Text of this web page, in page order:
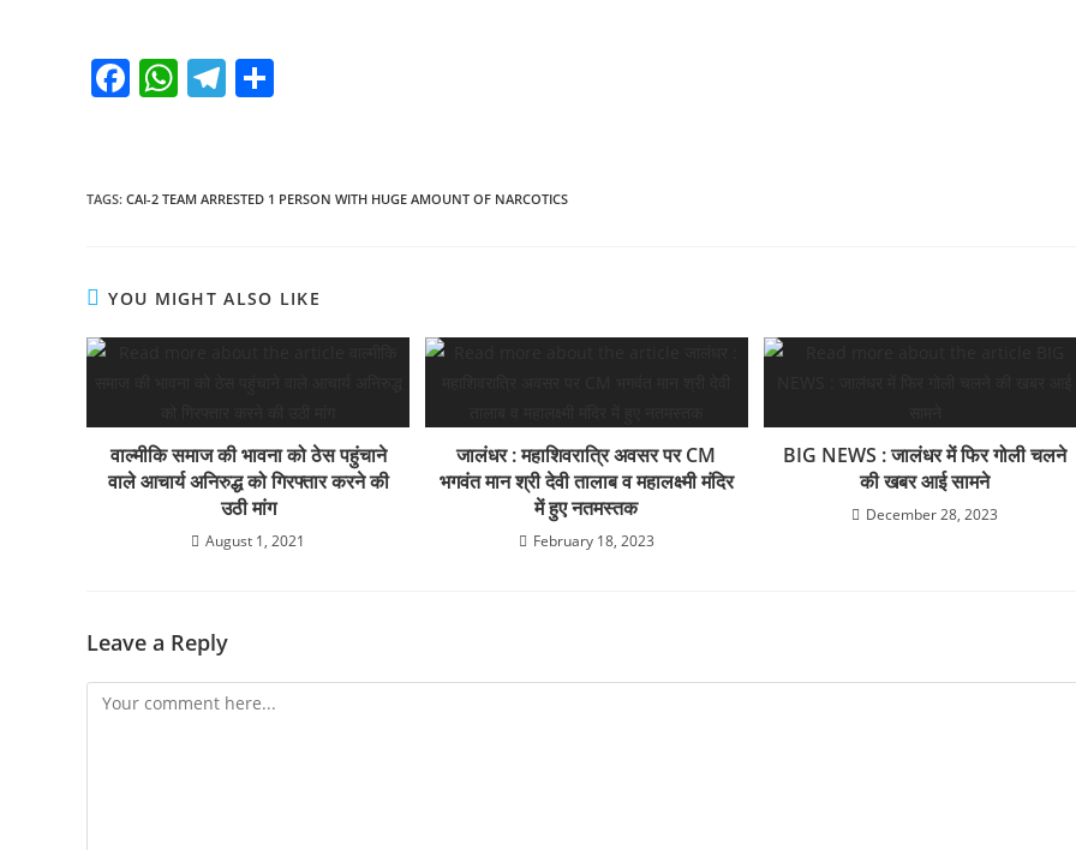
F
a
e
o
k
W
h
s
p
T
el
gr e
TAGS: CAI-2 TEAM ARRESTED 1 PERSON WITH HUGE AMOUNT OF NARCOTICS
YOU MIGHT ALSO LIKE
वाल्मीकि समाज की भावना को ठेस पहुंचाने
वाले आचार्य अनिरुद्ध को गिरफ्तार करने की
उठी मांग
August 1, 2021
जालंधर : महाशिवरात्रि अवसर पर CM
भगवंत मान श्री देवी तालाब व महालक्ष्मी मंदिर
में हुए नतमस्तक
February 18, 2023
BIG NEWS : जालंधर में फिर गोली चलने
की खबर आई सामने
December 28, 2023
Leave a Reply